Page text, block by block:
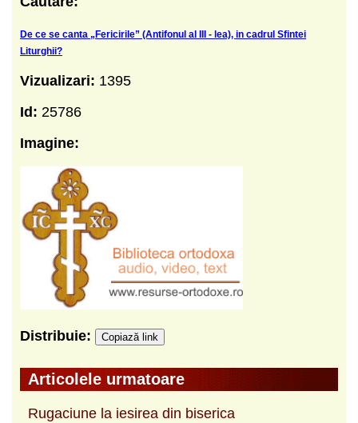
De ce se canta „Fericirile” (Antifonul al III - lea), in cadrul Sfintei
Liturghii?
Vizualizari: 1395
Id: 25786
Imagine:
Distribuie: Copiază link
Articolele urmatoare
Rugaciune la iesirea din biserica